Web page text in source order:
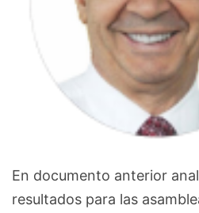
En documento anterior
resultados para las